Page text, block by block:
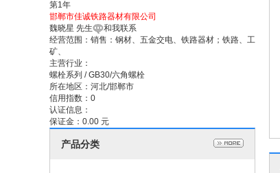
第1年
邯郸市佳诚铁路器材有限公司
魏晓星 先生
和我联系
经营范围： 销售：钢材、五金交电、铁路器材；铁路、工
矿、
主营行业：
螺栓系列 /GB30/六角螺栓
所在地区： 河北/邯郸市
信用指数： 0
认证信息：
保证金： 0.00 元
产品分类